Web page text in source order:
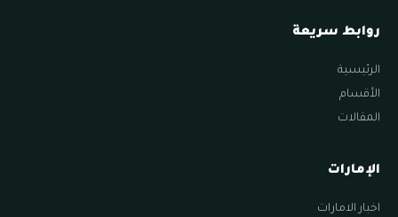
روابط سريعة
الرئيسية
الأقسام
المقالات
الإمارات
اخبار الامارات